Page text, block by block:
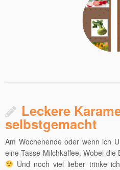
Leckere
selbstgemacht
Am Wochenende oder wenn ich
eine Tasse Milchkaffee. Wobei
Und noch viel lieber trinke